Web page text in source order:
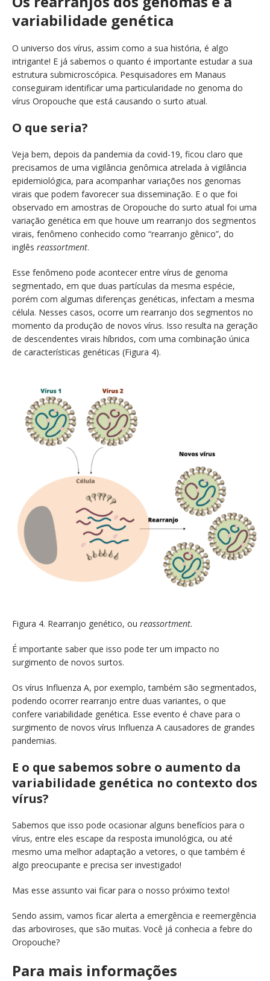
variabilidade genética
O universo dos vírus, assim como a sua história, é algo
intrigante! E já sabemos o quanto é importante estudar a sua
estrutura submicroscópica. Pesquisadores em Manaus
conseguiram identificar uma particularidade no genoma do
vírus Oropouche que está causando o surto atual.
O que seria?
Veja bem, depois da pandemia da covid-19, ficou claro que
precisamos de uma vigilância genômica atrelada à vigilância
epidemiológica, para acompanhar variações nos genomas
virais que podem favorecer sua disseminação. E o que foi
observado em amostras de Oropouche do surto atual foi uma
variação genética em que houve um rearranjo dos segmentos
virais, fenômeno conhecido como “rearranjo gênico”, do
inglês reassortment.
Esse fenômeno pode acontecer entre vírus de genoma
segmentado, em que duas partículas da mesma espécie,
porém com algumas diferenças genéticas, infectam a mesma
célula. Nesses casos, ocorre um rearranjo dos segmentos no
momento da produção de novos vírus. Isso resulta na geração
de descendentes virais híbridos, com uma combinação única
de características genéticas (Figura 4).
Figura 4. Rearranjo genético, ou reassortment.
É importante saber que isso pode ter um impacto no
surgimento de novos surtos.
Os vírus Influenza A, por exemplo, também são segmentados,
podendo ocorrer rearranjo entre duas variantes, o que
confere variabilidade genética. Esse evento é chave para o
surgimento de novos vírus Influenza A causadores de grandes
pandemias.
E o que sabemos sobre o aumento da
variabilidade genética no contexto dos
vírus?
Sabemos que isso pode ocasionar alguns benefícios para o
vírus, entre eles escape da resposta imunológica, ou até
mesmo uma melhor adaptação a vetores, o que também é
algo preocupante e precisa ser investigado!
Mas esse assunto vai ficar para o nosso próximo texto!
Sendo assim, vamos ficar alerta a emergência e reemergência
das arboviroses, que são muitas. Você já conhecia a febre do
Oropouche?
Para mais informações